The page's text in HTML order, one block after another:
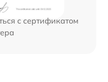
с сертификатом